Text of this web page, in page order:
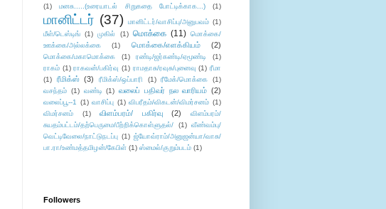
(1)
மனசு.....(உரையாடல் சிறுகதை போட்டிக்காக...) (1)
மானிட்டர் (37) மானிட்டர்/வாசிப்பு/அனுபவம் (1)
மீள்/டெஸ்டிங் (1) முகில் (1) மொக்கை (11) மொக்கை/
ஊக்கை/அல்லக்கை
(1) மொக்கை/எளக்கியம் (2)
மொக்கை/மகாமொக்கை (1) ரண்டி/ஜர்கண்டி/ஏமூண்டி
(1)
ராகம் (1) ராகவன்/பகிர்வு (1) ராமதாசு/ரவுசு/புனைவு (1) ரீமா
(1)
ரீமிக்ஸ் (3) ரீமிக்ஸ்/ஒப்பாரி (1) ரீமேக்/மொக்கை
(1)
வசந்தம் (1) வண்டி (1) வலைப் பதிவர் நல வாரியம் (2)
வலைப்பூ--1 (1) வாசிப்பு (1) விபரீதம்/விகடன்/விமர்சனம் (1)
விமர்சனம்
(1) விளம்பரம்/ பகிர்வு (2)
விளம்பரம்/
சுயதம்பட்டம்/தற்பெருமை/பீற்றிக்கொள்ளுதல்/
(1) வீண்வம்பு/
வெட்டிவேலை/நாட்டுநடப்பு (1) ஜ்யோவ்ராம்/அனுஜன்யா/வாசு/
பா.ரா/உண்மத்தமிழன்/கேபிள் (1) ஸ்மைல்/குறும்படம் (1)
Followers